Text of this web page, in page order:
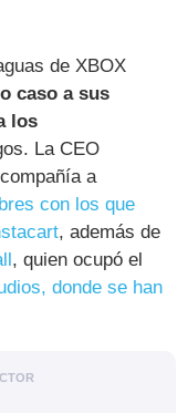
de XBOX
caso a sus
los
La CEO
a
con los que
, además de
, quien ocupó el
donde se han